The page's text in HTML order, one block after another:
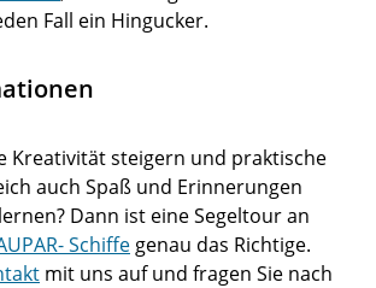
Fall ein Hingucker.
Kreativität steigern und praktische
auch Spaß und Erinnerungen
Dann ist eine Segeltour an
Schiffe genau das Richtige.
mit uns auf und fragen Sie nach